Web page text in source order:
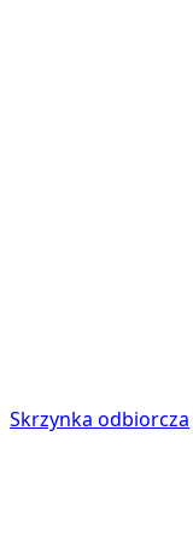
Skrzynka odbiorcza